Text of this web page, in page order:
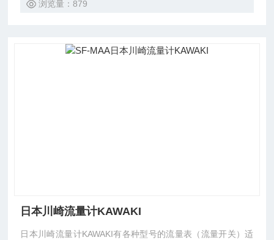
浏览量：879
日本川崎流量计KAWAKI
日本川崎流量计KAWAKI有各种型号的流量表（流量开关）适